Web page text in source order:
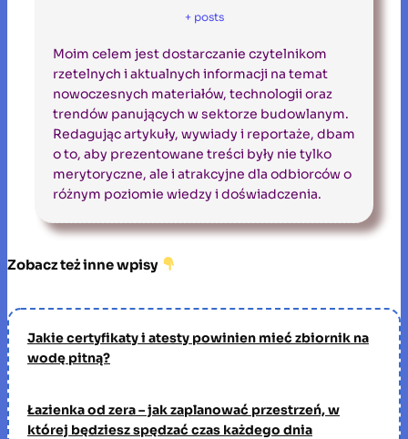
+ posts
Moim celem jest dostarczanie czytelnikom
rzetelnych i aktualnych informacji na temat
nowoczesnych materiałów, technologii oraz
trendów panujących w sektorze budowlanym.
Redagując artykuły, wywiady i reportaże, dbam
o to, aby prezentowane treści były nie tylko
merytoryczne, ale i atrakcyjne dla odbiorców o
różnym poziomie wiedzy i doświadczenia.
Zobacz też inne wpisy
Jakie certyfikaty i atesty powinien mieć zbiornik na
wodę pitną?
Łazienka od zera – jak zaplanować przestrzeń, w
której będziesz spędzać czas każdego dnia